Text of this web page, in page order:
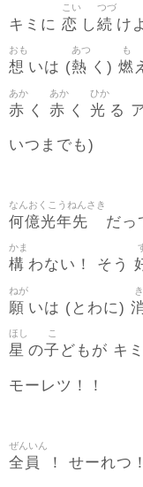
キミに 恋
こい
し続
つづ
け
想
おも
いは (熱
あつ
く) 燃
も
赤
あか
く 赤
あか
く 光
ひか
る
いつまでも)
何億光年先
なんおくこうねんさき
だっ
構
かま
わない！ そう
願
ねが
いは (とわに)
き
星
ほし
の子
こ
どもが キ
モーレツ！！
全員
ぜんいん
！ せーれつ